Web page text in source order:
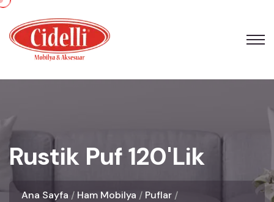
Rustik Puf 120'lik
Ana Sayfa Ham Mobilya
Puflar